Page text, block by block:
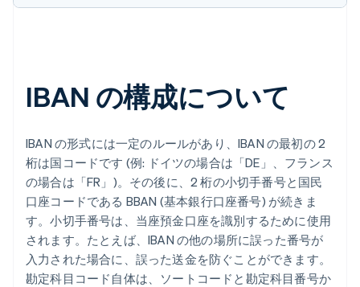
IBAN の構成について
IBAN の形式には一定のルールがあり、IBAN の最初の 2
桁は国コードです (例: ドイツの場合は「DE」、フランス
の場合は「FR」)。その後に、2 桁の小切手番号と国民
口座コードである BBAN (基本銀行口座番号) が続きま
す。小切手番号は、当座預金口座を識別するために使用
されます。たとえば、IBAN の他の場所に誤った番号が
入力された場合に、誤った送金を防ぐことができます。
勘定科目コード自体は、ソートコードと勘定科目番号か